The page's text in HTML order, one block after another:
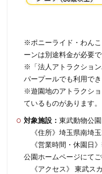
※ポニーライド・わん
ーンは別途料金が必要で
※「法人アトラクショ
パープールでも利用でき
※遊園地のアトラクシ
ているものがあります。
対象施設： 東武動物公園
《住所》埼玉県南埼
《営業時間・休園日
公園ホームページにて
《アクセス》 東武ス